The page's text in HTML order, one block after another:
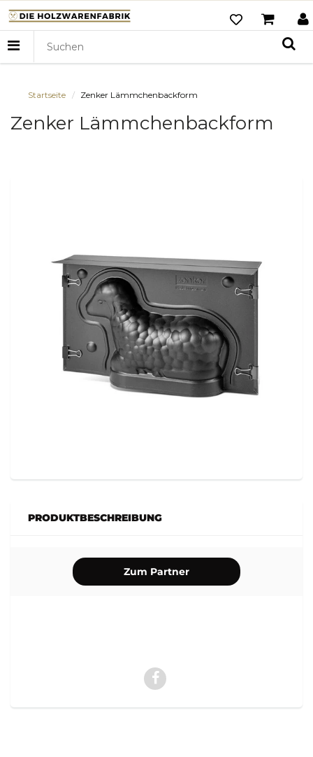
Startseite Zenker Lämmchenbackform
Zenker Lämmchenbackform
PRODUKTBESCHREIBUNG
Zum Partner